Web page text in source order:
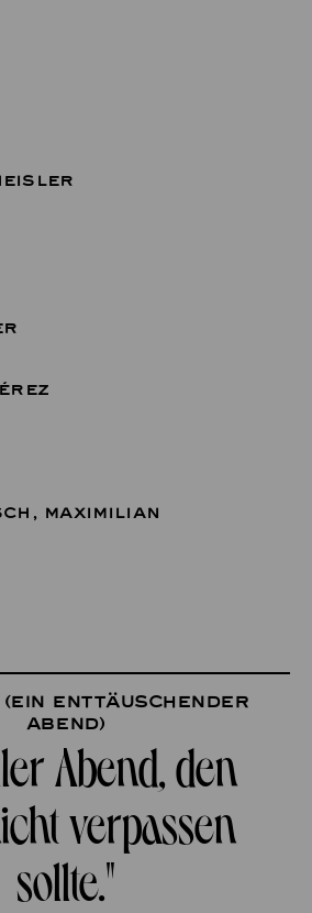
, MAXIMILIAN
(ein enttäuschender
Abend)
Abend, den
verpassen
sollte."